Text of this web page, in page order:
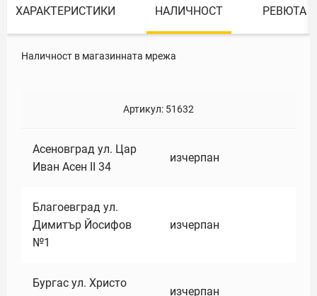
ХАРАКТЕРИСТИКИ НАЛИЧНОСТ РЕВЮТА
Наличност в магазинната мрежа
Артикул: 51632
Асеновград ул. Цар
Иван Асен II 34
изчерпан
Благоевград ул.
Димитър Йосифов
№1
изчерпан
Бургас ул. Христо
изчерпан